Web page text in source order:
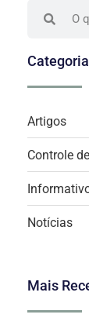
Artigos
Controle
Notícias
Mais